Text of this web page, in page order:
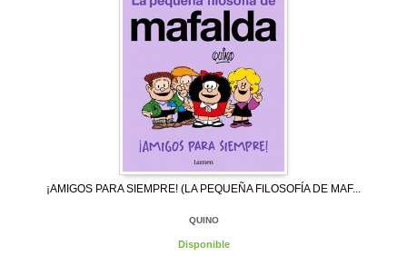
¡AMIGOS PARA SIEMPRE! (LA PEQUEÑA FILOSOFÍA DE MAF...
QUINO
Disponible